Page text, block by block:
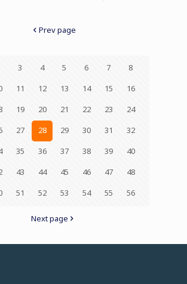
Prev page
3 4 5 6 7
8
11 12 13 14 15
16
19 20 21 22 23
24
27 28 29 30 31
32
35 36 37 38 39
40
43 44 45 46 47
48
51 52 53 54 55 56
Next page